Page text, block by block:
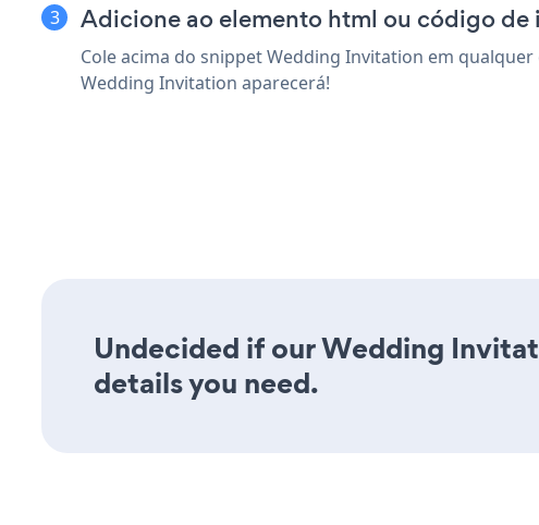
Adicione ao elemento html ou código
Cole acima do snippet Wedding Invitation em
Wedding Invitation aparecerá!
Undecided if our Wedding
details you need.